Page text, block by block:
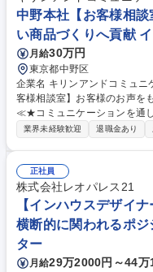
中野本社【お客様相
い商品づくりへ貢献
月給30万円
東京都中野区
企業名 キリンアンドコミュニケーション
客様相談室】お客様のお声をもと
≪★コミュニケーションを通
お客様のお声をより良い商品
って対応、情報提供するとと
体的には】電話応対、メール
人チャットボット対応など。
平均100件前後■メール・手紙：同上40件前後 募
相談室】お客様のお声をもと
業界未経験歓迎 退職金あり
正社員
株式会社レオパレス21
【インハウスデザイ
横断的に関われるポ
ター
月給29万2000円～44万